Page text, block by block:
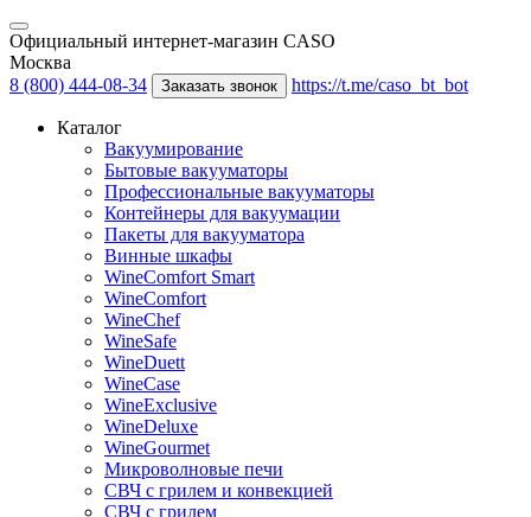
Официальный интернет-магазин CASO
Москва
8 (800) 444-08-34
Заказать звонок https://t.me/caso_bt_bot
Каталог
Вакуумирование
Бытовые вакууматоры
Профессиональные вакууматоры
Контейнеры для вакуумации
Пакеты для вакууматора
Винные шкафы
WineComfort Smart
WineComfort
WineChef
WineSafe
WineDuett
WineCase
WineExclusive
WineDeluxe
WineGourmet
Микроволновые печи
СВЧ с грилем и конвекцией
СВЧ с грилем